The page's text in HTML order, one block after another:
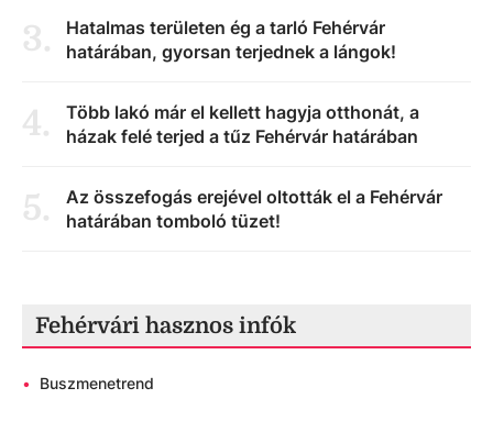
3.
Hatalmas területen ég a tarló Fehérvár
határában, gyorsan terjednek a lángok!
4.
Több lakó már el kellett hagyja otthonát, a
házak felé terjed a tűz Fehérvár határában
5.
Az összefogás erejével oltották el a Fehérvár
határában tomboló tüzet!
Fehérvári hasznos infók
• Buszmenetrend